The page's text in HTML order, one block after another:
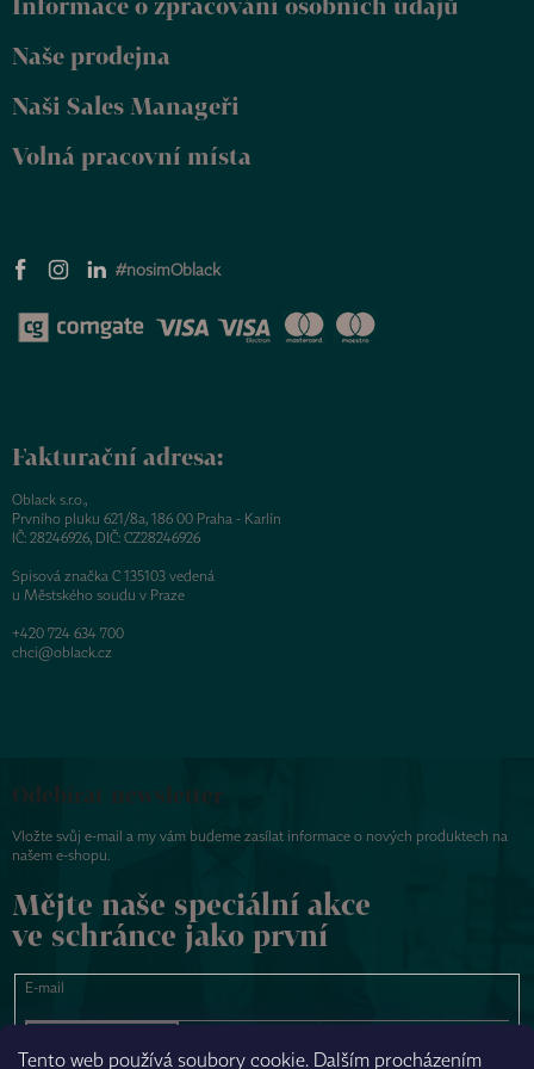
Tento web používá soubory cookie. Dalším procházením
Naše prodejna
Naši Sales Manageři
Volná pracovní místa
#nosimOblack
Fakturační adresa:
Oblack s.r.o.,
Prvního pluku 621/8a, 186 00 Praha - Karlín
IČ: 28246926, DIČ: CZ28246926
Spisová značka C 135103 vedená
u Městského soudu v Praze
+420 724 634 700
chci@oblack.cz
Odebírat newsletter
Vložte svůj e-mail a my vám budeme zasílat informace o nových produktech na
našem e-shopu.
Mějte naše speciální akce
ve schránce jako první
E-mail